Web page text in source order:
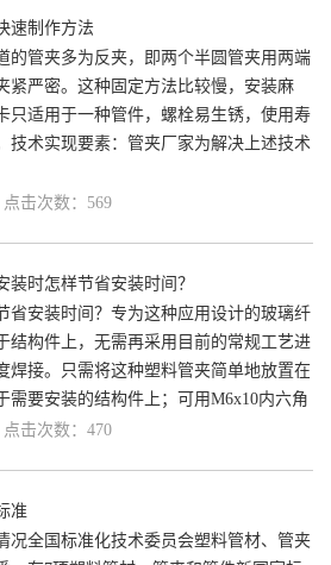
速制作方法
的管夹多为反夹，即两个半圆管夹用两端
紧严密。这种固定方法比较慢，安装麻
只适用于一种管件，螺栓易生锈，使用寿
技术实现要素：管夹厂家为解决上述技术
击次数：569
装时怎样节省安装时间？
省安装时间？专为这种应用设计的玻璃纤
结构件上，无需再采用目前的常规工艺进
焊接。只需将这种塑料管夹简单地放置在
需要安装的结构件上；可用M6x10内六角
击次数：470
准
况全国标准化技术委员会塑料管材、管夹